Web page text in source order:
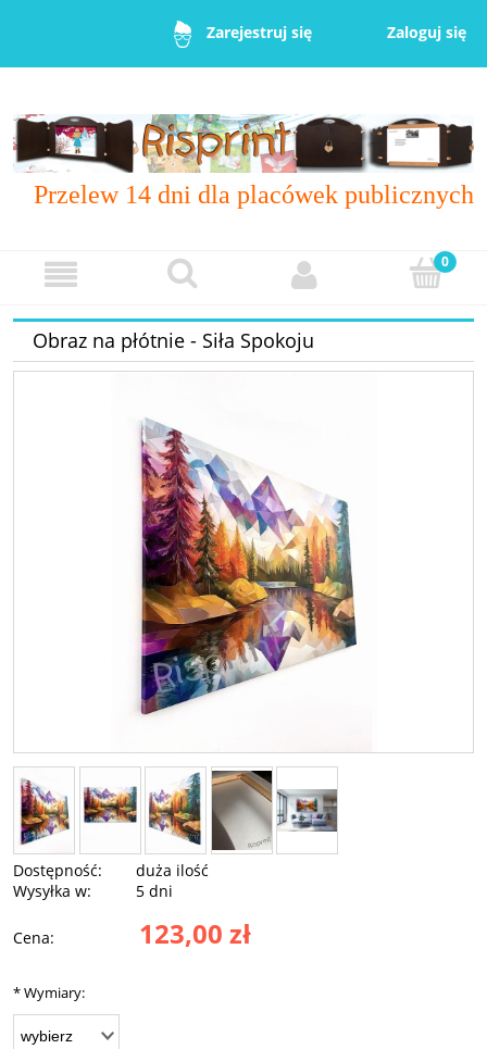
Zarejestruj się Zaloguj się
Przelew 14 dni dla placówek publicznych
Obraz na płótnie - Siła Spokoju
Dostępność:
duża ilość
Wysyłka w:
5 dni
Cena: 123,00 zł
*Wymiary: